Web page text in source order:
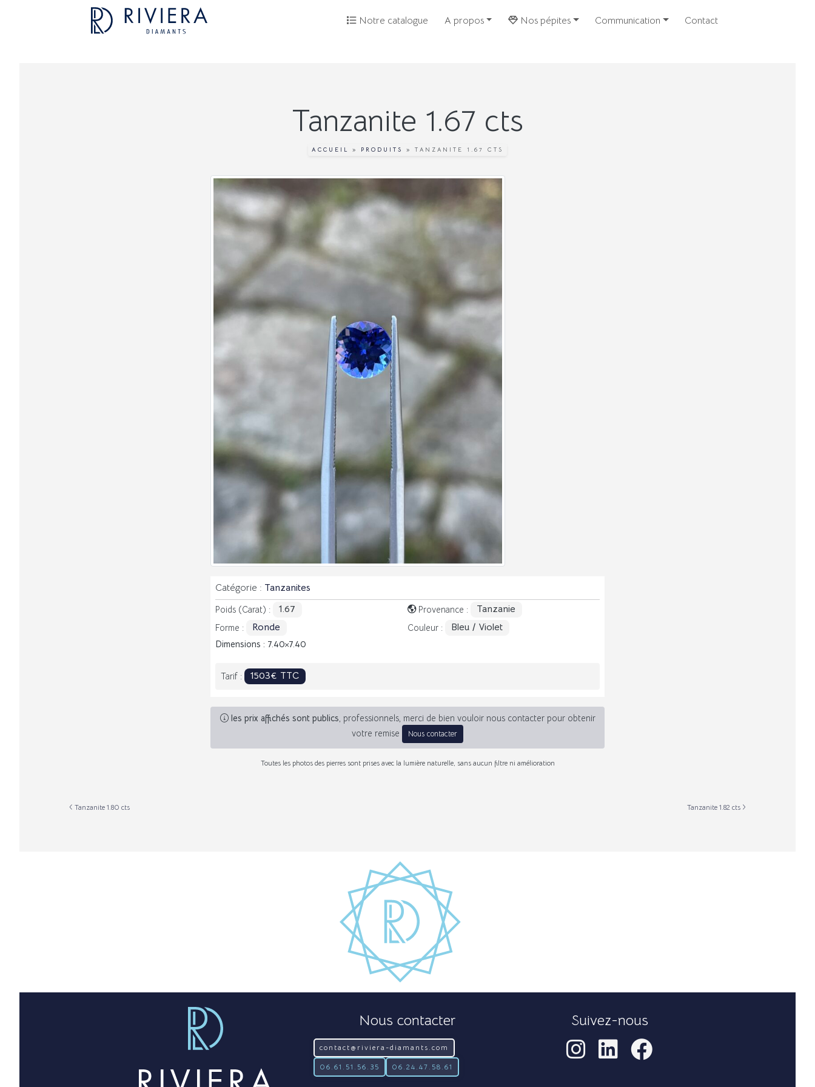
Notre catalogue A propos Nos pépites Communication Contact
Tanzanite 1.67 cts
ACCUEIL » PRODUITS » TANZANITE 1.67 CTS
Catégorie : Tanzanites
Poids (Carat) : 1.67 Provenance : Tanzanie
Forme : Ronde Couleur : Bleu / Violet
Dimensions : 7.40 7.40
Tarif : 1503€ TTC
les prix affichés sont publics, professionnels, merci de bien vouloir nous contacter pour obtenir
votre remise
Nous contacter
Toutes les photos des pierres sont prises avec la lumière naturelle, sans aucun filtre ni amélioration
Tanzanite 1.80 cts Tanzanite 1.82 cts
Nous contacter
contact@riviera-diamants.com
06.61.51.56.35 06.24.47.58.61
Suivez-nous